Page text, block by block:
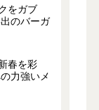
をガブ
のバーガ
春を彩
力強いメ